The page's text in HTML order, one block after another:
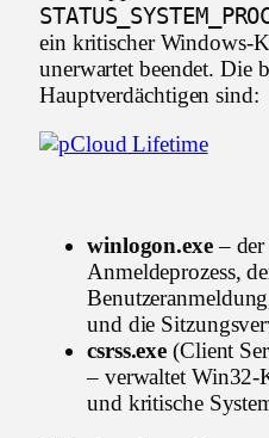
ein kritischer Windows-
unerwartet beendet. Die
Hauptverdächtigen sind:
winlogon.exe– der
Anmeldeprozess,
und die
csrss.exe (Client
– verwaltet Win32-
und kritische